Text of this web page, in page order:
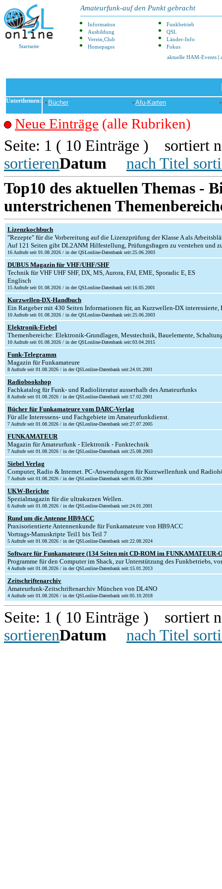
Startseite
Amateurfunk-auf den Punkt gebracht
Information
Funkbetrieb
Ausbildung
QSL
Verein,Club
Länder-Info
Homepages
Fokus
aktuelle HAM-Events
Unterthemen: Bücher Afu-Karten
Neue Einträge (alle Rubriken)
Seite: 1 ( 10 Einträge ) sortiert
sortierenDatum
nach Titel
Top10 des aktuellen Themas -
unterstrichenen
Lizenzkochbuch
"Rezepte" für die Vorbereitung auf die Lizenzprüfung der Klasse A als
Auf 121 Seiten gibt DL2ANM Hilfestellung, Prüfungsfragen zu verstehen und
16 Aufrufe seit 01.08.2026 / in der QSLonline-Datenbank seit:25.06.2003
DUBUS Magazin für VHF/UHF/SHF
Technik für VHF UHF SHF, DX, MS, Aurora, FAI, EME, Sporadic E, ES
Englisch
15 Aufrufe seit 01.08.2026 / in der QSLonline-Datenbank seit:16.05.2001
Kurzwellen-DX-Handbuch
Ein Ratgeber mit 430 Seiten Informationen für, an Kurzwellen-DX interessierte,
10 Aufrufe seit 01.08.2026 / in der QSLonline-Datenbank seit:25.06.2003
Elektronik-Fiebel
Themenbereiche: Elektronik-Grundlagen, Messtechnik, Bauelemente,
10 Aufrufe seit 01.08.2026 / in der QSLonline-Datenbank seit:03.04.2015
Funk-Telegramm
Magazin für Funkamateure
8 Aufrufe seit 01.08.2026 / in der QSLonline-Datenbank seit:24.01.2001
Radiobookshop
Fachkatalog für Funk- und Radioliteratur ausserhalb des Amateurfunks
8 Aufrufe seit 01.08.2026 / in der QSLonline-Datenbank seit:17.02.2001
Bücher für Funkamateure vom DARC-Verlag
Für alle Interessens- und Fachgebiete im Amateurfunkdienst.
7 Aufrufe seit 01.08.2026 / in der QSLonline-Datenbank seit:27.07.2005
FUNKAMATEUR
Magazin für Amateurfunk - Elektronik - Funktechnik
7 Aufrufe seit 01.08.2026 / in der QSLonline-Datenbank seit:25.08.2003
Siebel Verlag
Computer, Radio & Internet. PC-Anwendungen für Kurzwellenfunk und
7 Aufrufe seit 01.08.2026 / in der QSLonline-Datenbank seit:06.05.2004
UKW-Berichte
Spezialmagazin für die ultrakurzen Wellen.
6 Aufrufe seit 01.08.2026 / in der QSLonline-Datenbank seit:24.01.2001
Rund um die Antenne HB9ACC
Praxisorientierte Antennenkunde für Funkamateure von HB9ACC
Vortrags-Manuskripte Teil1 bis Teil 7
5 Aufrufe seit 01.08.2026 / in der QSLonline-Datenbank seit:22.08.2024
Software für Funkamateure (134 Seiten mit CD-ROM im FUNKAMATEUR-
Programme für den Computer im Shack, zur Unterstützung des Funkbetriebs,
4 Aufrufe seit 01.08.2026 / in der QSLonline-Datenbank seit:15.01.2013
Zeitschriftenarchiv
Amateurfunk-Zeitschriftenarchiv München von DL4NO
4 Aufrufe seit 01.08.2026 / in der QSLonline-Datenbank seit:05.10.2018
Seite: 1 ( 10 Einträge ) sortiert
sortierenDatum nach Titel